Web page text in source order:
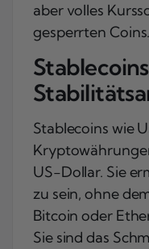
aber volles
gesperrten Coins.
Stablecoins wie
US-Dollar. Sie
zu sein, ohne
Bitcoin oder
Sie sind das